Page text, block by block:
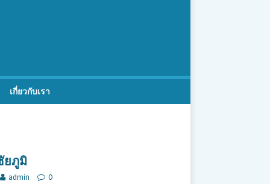
เกี่ยวกับเรา
ยภูมิ
admin 0